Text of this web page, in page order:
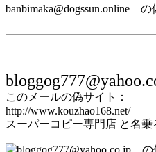
banbimaka@dogssun.online の
このメールの偽サイト：
http://www.kouzhao168.net/
スーパーコピー専門店 と名乗